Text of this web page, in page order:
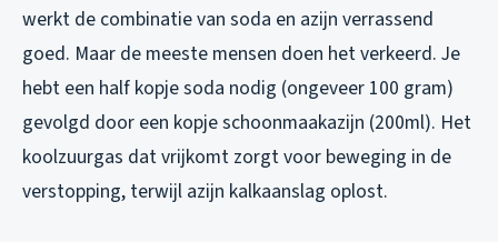
werkt de combinatie van soda en azijn verrassend
goed. Maar de meeste mensen doen het verkeerd. Je
hebt een half kopje soda nodig (ongeveer 100 gram)
gevolgd door een kopje schoonmaakazijn (200ml). Het
koolzuurgas dat vrijkomt zorgt voor beweging in de
verstopping, terwijl azijn kalkaanslag oplost.